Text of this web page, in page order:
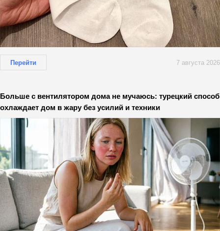
Перейти 7 августа 2026
Больше с вентилятором дома не мучаюсь: турецкий способ
охлаждает дом в жару без усилий и техники